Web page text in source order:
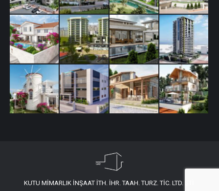
KUTU MİMARLIK İNŞAAT İTH. İHR. TAAH. TURZ. TİC. LTD. ŞTİ.